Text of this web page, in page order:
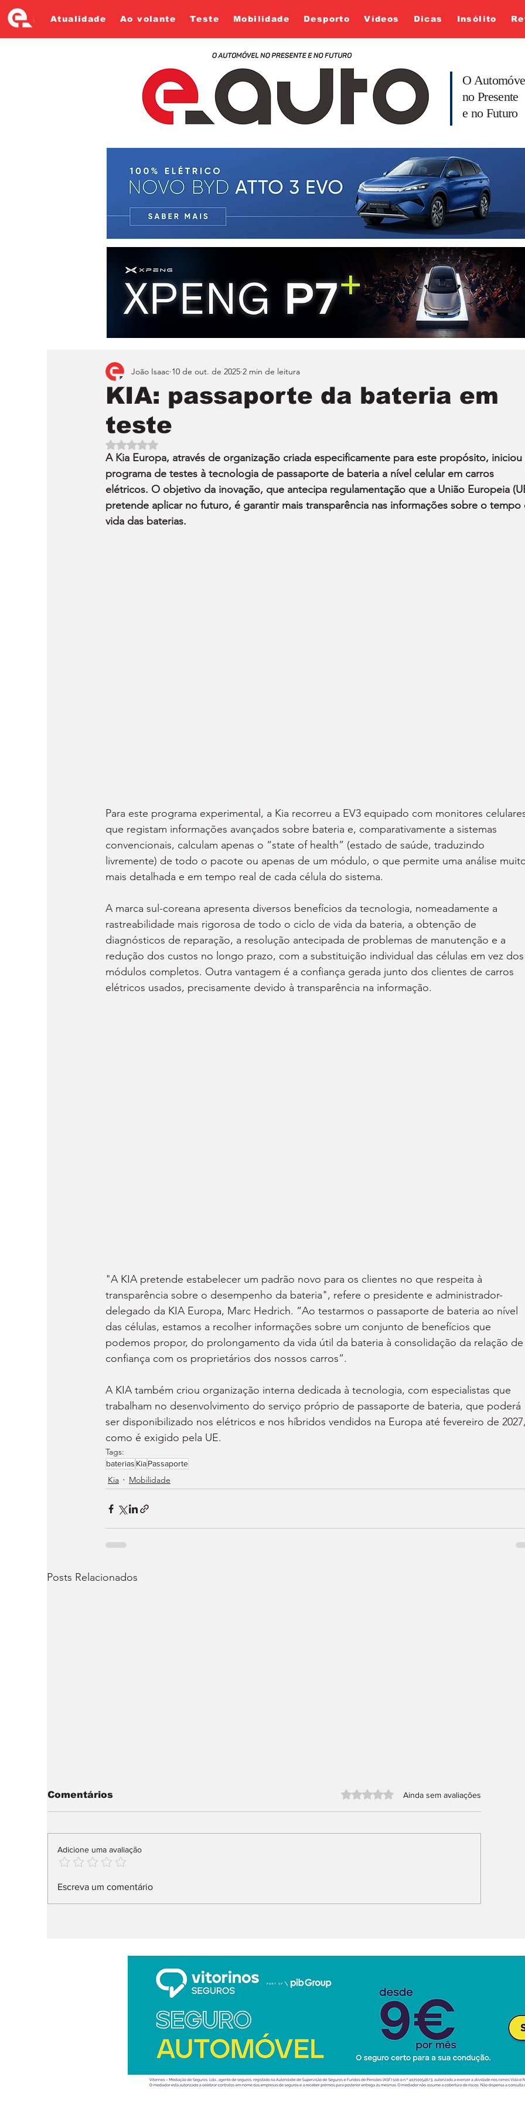
Atualidade Ao volante Teste Mobilidade Desporto Vídeos Dicas Insólito
O
no Presente
e no Futuro
KIA: passaporte da bateria em
teste
João Isaac 10 de out. de 2025 2 min de leitura
Avaliado com NaN de 5 estrelas.
A Kia Europa, através de organização criada especificamente para este propósito, iniciou
programa de testes à tecnologia de passaporte de bateria a nível celular em carros
elétricos. O objetivo da inovação, que antecipa regulamentação que a União Europeia
pretende aplicar no futuro, é garantir mais transparência nas informações sobre o tempo
vida das baterias.
Para este programa experimental, a Kia recorreu a EV3 equipado com monitores
que registam informações avançados sobre bateria e, comparativamente a sistemas
convencionais, calculam apenas o “state of health” (estado de saúde, traduzindo
livremente) de todo o pacote ou apenas de um módulo, o que permite uma análise
mais detalhada e em tempo real de cada célula do sistema.
A marca sul-coreana apresenta diversos benefícios da tecnologia, nomeadamente a
rastreabilidade mais rigorosa de todo o ciclo de vida da bateria, a obtenção de
diagnósticos de reparação, a resolução antecipada de problemas de manutenção e a
redução dos custos no longo prazo, com a substituição individual das células em vez dos
módulos completos. Outra vantagem é a confiança gerada junto dos clientes de carros
elétricos usados, precisamente devido à transparência na informação.
"A KIA pretende estabelecer um padrão novo para os clientes no que respeita à
transparência sobre o desempenho da bateria", refere o presidente e administrador-
delegado da KIA Europa, Marc Hedrich. “Ao testarmos o passaporte de bateria ao nível
das células, estamos a recolher informações sobre um conjunto de benefícios que
podemos propor, do prolongamento da vida útil da bateria à consolidação da relação de
confiança com os proprietários dos nossos carros”.
A KIA também criou organização interna dedicada à tecnologia, com especialistas que
trabalham no desenvolvimento do serviço próprio de passaporte de bateria, que poderá
ser disponibilizado nos elétricos e nos híbridos vendidos na Europa até fevereiro de 2027,
como é exigido pela UE.
Tags:
baterias KiaPassaporte
Kia Mobilidade
Posts Relacionados
Trump ataca carros
risco travam
Comentários Avaliado com 0 de 5 estrelas.
Ainda sem avaliações
Adicione uma avaliação
Escreva um comentário